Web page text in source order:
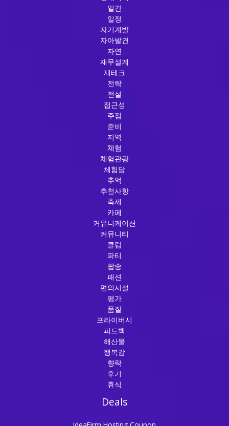
일간
일정
자기계발
자아발견
자연
재무설계
재테크
전략
전설
접근성
주점
준비
지역
체험
체험관광
체험담
추억
추천사항
축제
카페
커뮤니케이션
커뮤니티
클럽
파티
팝송
패션
편의시설
평가
품질
프라이버시
피드백
해산물
행복감
향락
후기
휴식
Deals